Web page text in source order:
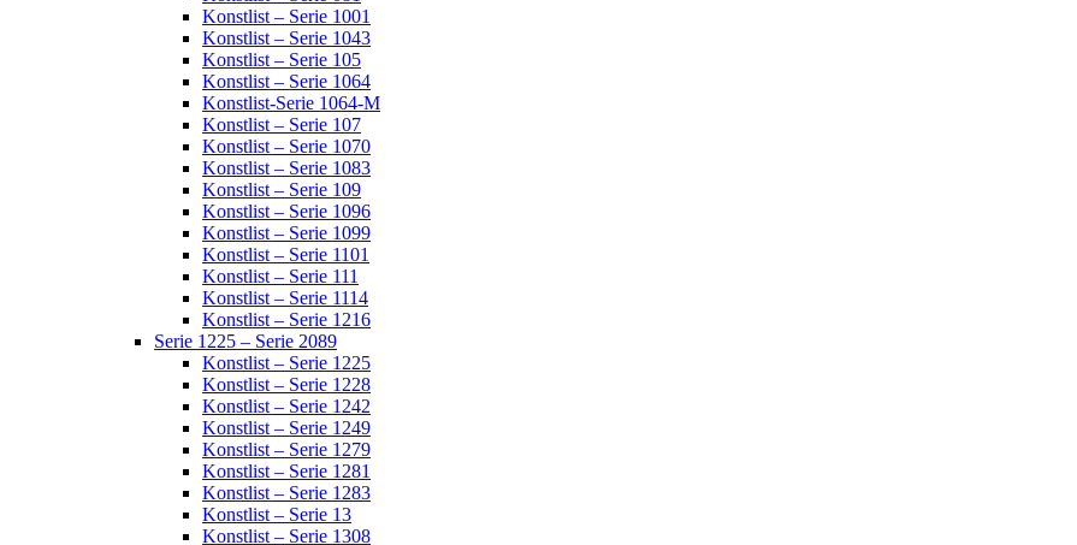
Konstlist – Serie 1001
Konstlist – Serie 1043
Konstlist – Serie 105
Konstlist – Serie 1064
Konstlist-Serie 1064-M
Konstlist – Serie 107
Konstlist – Serie 1070
Konstlist – Serie 1083
Konstlist – Serie 109
Konstlist – Serie 1096
Konstlist – Serie 1099
Konstlist – Serie 1101
Konstlist – Serie 111
Konstlist – Serie 1114
Konstlist – Serie 1216
Serie 1225 – Serie 2089
Konstlist – Serie 1225
Konstlist – Serie 1228
Konstlist – Serie 1242
Konstlist – Serie 1249
Konstlist – Serie 1279
Konstlist – Serie 1281
Konstlist – Serie 1283
Konstlist – Serie 13
Konstlist – Serie 1308